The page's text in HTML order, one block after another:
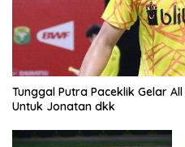
Tunggal Putra Paceklik Gelar
Untuk Jonatan dkk